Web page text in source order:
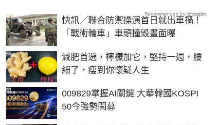
快訊／聯合防禦操演首日就出車禍！
「戰術輪車」車頭撞毀畫面曝
減肥首選，檸檬加它，堅持一週，腰
細了，瘦到你懷疑人生
PR
009829掌握AI關鍵 大華韓國KOSPI
50今強勢開募
PR
Recommended by